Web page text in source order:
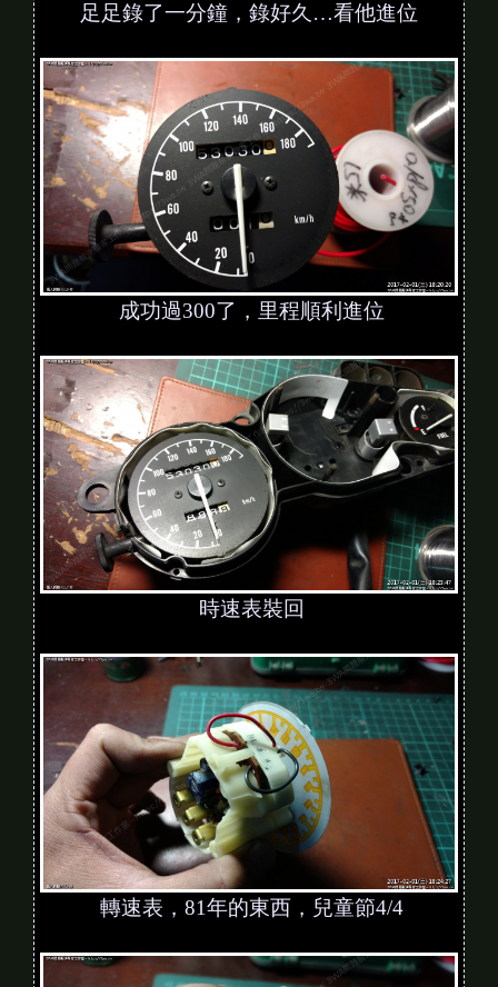
足足錄了一分鐘，錄好久…看他進位
成功過300了，里程順利進位
時速表裝回
轉速表，81年的東西，兒童節4/4